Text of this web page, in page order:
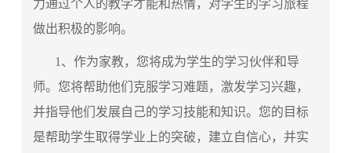
力通过个人的教学才能和热情，对学生的学习旅程
做出积极的影响。
1、作为家教，您将成为学生的学习伙伴和导
师。您将帮助他们克服学习难题，激发学习兴趣，
并指导他们发展自己的学习技能和知识。您的目标
是帮助学生取得学业上的突破，建立自信心，并实